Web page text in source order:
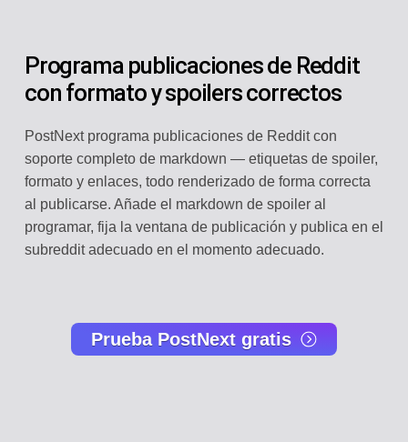
Programa publicaciones de Reddit
con formato y spoilers correctos
PostNext programa publicaciones de Reddit con
soporte completo de markdown — etiquetas de spoiler,
formato y enlaces, todo renderizado de forma correcta
al publicarse. Añade el markdown de spoiler al
programar, fija la ventana de publicación y publica en el
subreddit adecuado en el momento adecuado.
Prueba PostNext gratis